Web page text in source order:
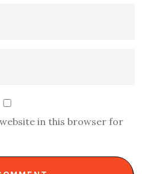
in this browser for